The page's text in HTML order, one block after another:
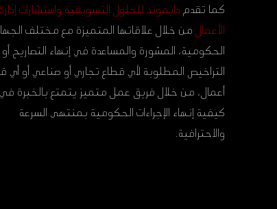
كما تقدمدايموند للحلول التسويقية واستشارات إدارة
الأعمالمن خلال علاقاتها المتميزة مع مختلف
الحكومية، المشورة والمساعدة في إنهاء التصاريح أو
التراخيص المطلوبة لأي قطاع تجاري أو صناعي أو أي
أعمال، من خلال فريق عمل متميز يتمتع بالخبرة في
كيفية إنهاء الإجراءات الحكومية بمنتهى السرعة
والاحترافية.